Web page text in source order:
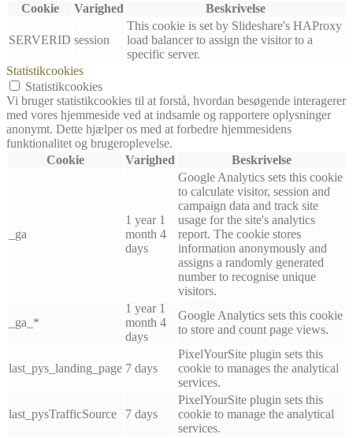
Cookie
Varighed Beskrivelse
SERVERID session
This cookie is set by Slideshare's HAProxy
load balancer to assign the visitor to a
specific server.
Statistikcookies
Statistikcookies
Vi bruger statistikcookies til at forstå, hvordan besøgende interagerer
med vores hjemmeside ved at indsamle og rapportere oplysninger
anonymt. Dette hjælper os med at forbedre hjemmesidens
funktionalitet og brugeroplevelse.
Cookie
Varighed Beskrivelse
_ga
1 year 1
month 4
days
Google Analytics sets this cookie
to calculate visitor, session and
campaign data and track site
usage for the site's analytics
report. The cookie stores
information anonymously and
assigns a randomly generated
number to recognise unique
visitors.
_ga_*
1 year 1
month 4
days
Google Analytics sets this cookie
to store and count page views.
last_pys_landing_page 7 days
PixelYourSite plugin sets this
cookie to manages the analytical
services.
last_pysTrafficSource 7 days
PixelYourSite plugin sets this
cookie to manage the analytical
services.